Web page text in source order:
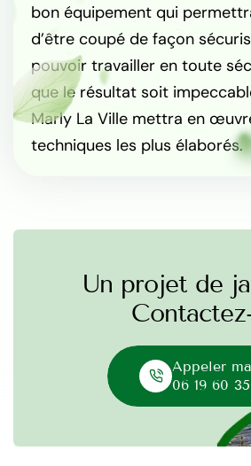
bon équipement qui
d’être coupé de façon
pouvoir travailler en toute
que le résultat soit
Marly La Ville mettra en
techniques les plus élaborés.
Un projet de
Appeler
06 19 60